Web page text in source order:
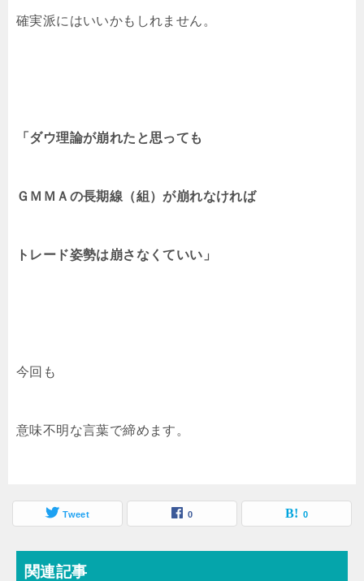
確実派にはいいかもしれません。
「ダウ理論が崩れたと思っても
ＧＭＭＡの長期線（組）が崩れなければ
トレード姿勢は崩さなくていい」
今回も
意味不明な言葉で締めます。
Tweet 0 0
関連記事